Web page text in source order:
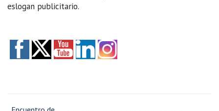
eslogan publicitario.